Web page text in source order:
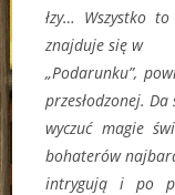
łzy… Wszystko
znajduje się w
„Podarunku”,
przesłodzonej. Da
wyczuć magie
bohaterów
intrygują i po